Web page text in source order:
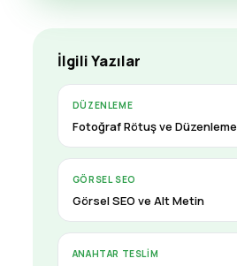
İlgili Yazılar
DÜZENLEME
Fotoğraf Rötuş ve Düzenleme
GÖRSEL SEO
Görsel SEO ve Alt Metin
ANAHTAR TESLIM